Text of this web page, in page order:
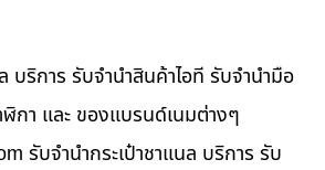
บริการ รับจำนำสินค้าไอที รับจำนำมือ
กา และ ของแบรนด์เนมต่างๆ
รับจำนำกระเป๋าชาแนล บริการ รับ